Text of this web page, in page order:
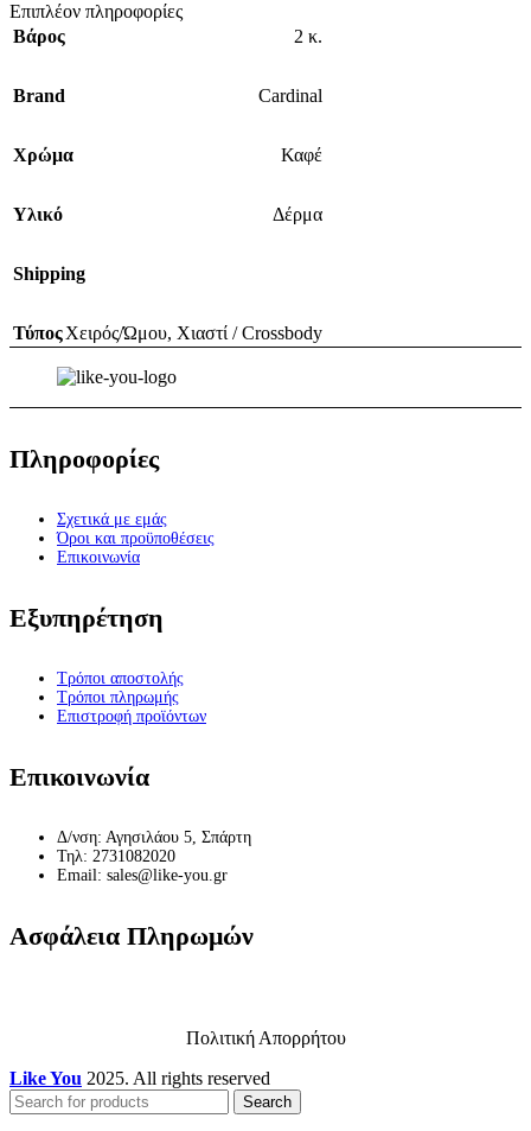
Επιπλέον πληροφορίες
Βάρος
2 κ.
Brand Cardinal
Χρώμα Καφέ
Υλικό Δέρμα
Shipping
ΤύποςΧειρός/Ώμου, Χιαστί / Crossbody
Πληροφορίες
Σχετικά με εμάς
Όροι και προϋποθέσεις
Επικοινωνία
Εξυπηρέτηση
Τρόποι αποστολής
Τρόποι πληρωμής
Επιστροφή προϊόντων
Επικοινωνία
Δ/νση: Αγησιλάου 5, Σπάρτη
Τηλ: 2731082020
Email: sales@like-you.gr
Ασφάλεια Πληρωμών
Πολιτική Απορρήτου
Like You 2025. All rights reserved
Search